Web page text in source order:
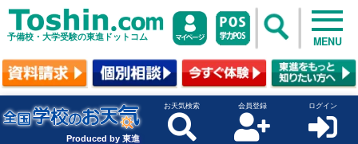
予備校・大学受験の東進ドットコム MENU
Produced by 東進
お天気検索 会員登録 ログイン